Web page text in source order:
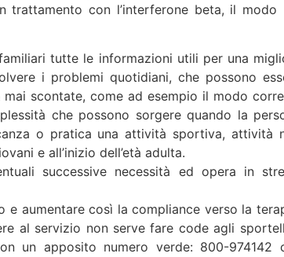
trattamento con l’interferone beta, il modo
tutte le informazioni utili per una
i problemi quotidiani, che possono
scontate, come ad esempio il modo
che possono sorgere quando la
o pratica una attività sportiva, attività
e all’inizio dell’età adulta.
successive necessità ed opera in
aumentare così la compliance verso la
al servizio non serve fare code agli
un apposito numero verde: 800-974142